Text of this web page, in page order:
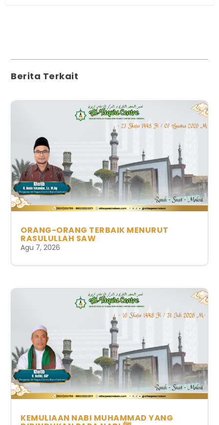
Berita Terkait
ORANG-ORANG TERBAIK MENURUT
RASULULLAH SAW
Agu 7, 2026
KEMULIAAN NABI MUHAMMAD YANG